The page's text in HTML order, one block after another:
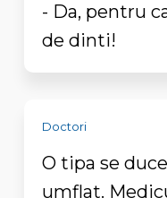
- Da, pentru
de dinti!
Doctori
O tipa se
umflat.